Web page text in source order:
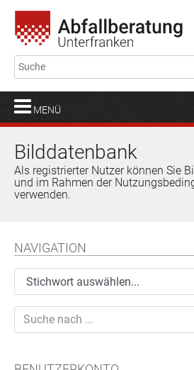
MENÜ
Bilddatenbank
Als registrierter Nutzer können Sie
und im Rahmen der
verwenden.
NAVIGATION